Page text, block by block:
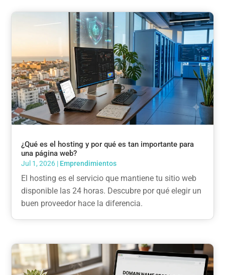
¿Qué es el hosting y por qué es tan importante para
una página web?
Jul 1, 2026 | Emprendimientos
El hosting es el servicio que mantiene tu sitio web
disponible las 24 horas. Descubre por qué elegir un
buen proveedor hace la diferencia.